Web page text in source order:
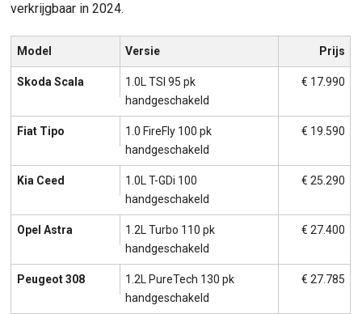
verkrijgbaar in 2024.
Model Versie Prijs
Skoda Scala
1.0L TSI 95 pk
handgeschakeld
€ 17.990
Fiat Tipo
1.0 FireFly 100 pk
handgeschakeld
€ 19.590
Kia Ceed
1.0L T-GDi 100
handgeschakeld
€ 25.290
Opel Astra
1.2L Turbo 110 pk
handgeschakeld
€ 27.400
Peugeot 308
1.2L PureTech 130 pk
handgeschakeld
€ 27.785